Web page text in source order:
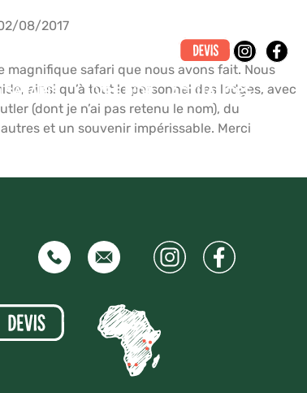
LIVRE D’OR ACTUALITÉS
08/2017
magnifique safari que nous avons fait. Nous
ainsi qu’à tout le personnel des lodges, avec
(dont je n’ai pas retenu le nom), du
et un souvenir impérissable. Merci